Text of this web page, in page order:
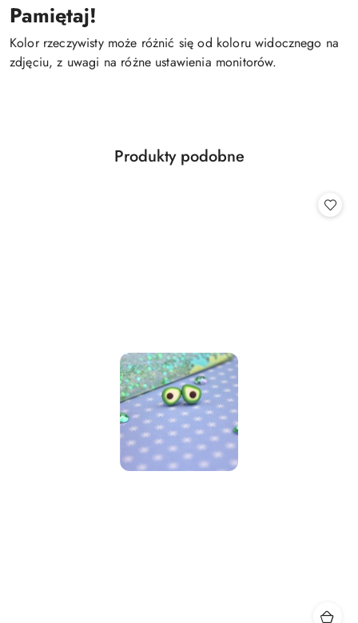
Pamiętaj!
Kolor rzeczywisty może różnić się od koloru widocznego na
zdjęciu, z uwagi na różne ustawienia monitorów.
Pomiń karuzelę produktów
Produkty
Produkty podobne